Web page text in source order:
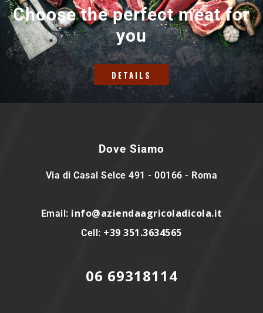
Choose the perfect meat for
you
DETAILS
Dove Siamo
Via di Casal Selce 491 - 00166 - Roma
Email: info@aziendaagricoladicola.it
Cell: +39 351.3634565
06 69318114